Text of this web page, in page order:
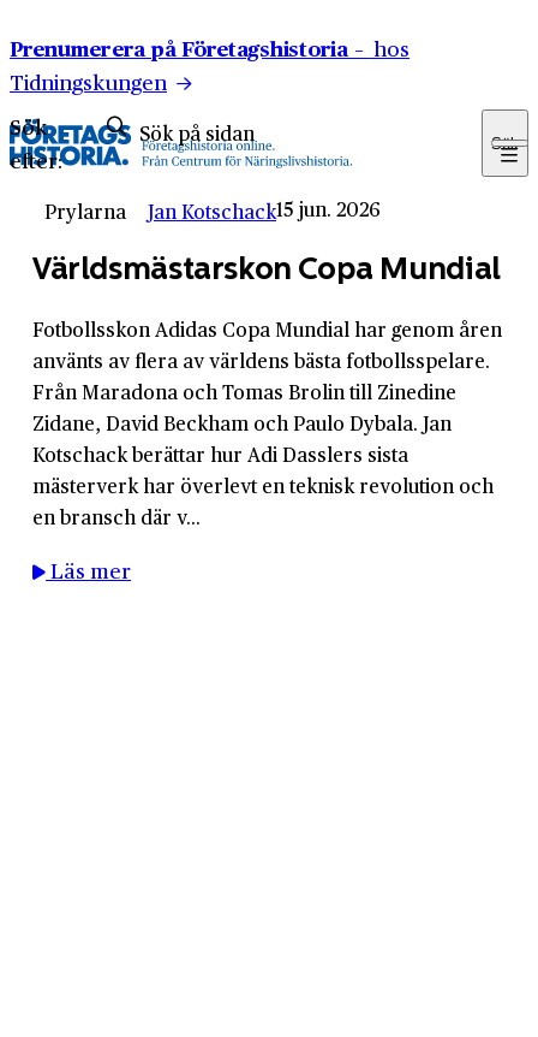
Prenumerera på Företagshistoria – hos
Tidningskungen
Sök
efter:
Sök
Prylarna Jan Kotschack15 jun. 2026
Världsmästarskon Copa Mundial
Fotbollsskon Adidas Copa Mundial har genom åren
använts av flera av världens bästa fotbollsspelare.
Från Maradona och Tomas Brolin till Zinedine
Zidane, David Beckham och Paulo Dybala. Jan
Kotschack berättar hur Adi Dasslers sista
mästerverk har överlevt en teknisk revolution och
en bransch där v...
Läs mer